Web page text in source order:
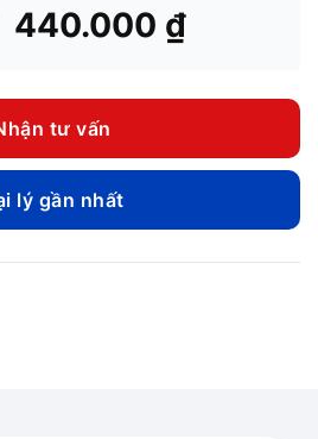
Giá
là:
499.000 ₫.
440.000 ₫Giá
tại
tư vấn
lý gần nhất